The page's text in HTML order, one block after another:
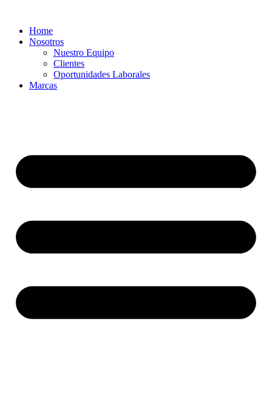
contenidoHome
Nosotros
Nuestro Equipo
Clientes
Oportunidades Laborales
Marcas